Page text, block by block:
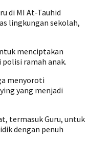
di MI At-Tauhid
lingkungan sekolah,
menciptakan
polisi ramah anak.
menyoroti
yang menjadi
termasuk Guru, untuk
dengan penuh